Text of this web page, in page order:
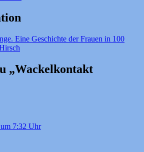
Eine Geschichte der Frauen in 100
„Wackelkontakt
7:32 Uhr